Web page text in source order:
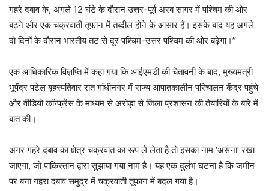
गहरे दबाव के, अगले 12 घंटे के दौरान उत्तर-पूर्व अरब सागर में पश्चिम की ओर
बढ़ने और एक चक्रवाती तूफान में तब्दील होने के आसार हैं। इसके बाद यह अगले
दो दिनों के दौरान भारतीय तट से दूर पश्चिम-उत्तर पश्चिम की ओर बढ़ेगा।’’
एक आधिकारिक विज्ञप्ति में कहा गया कि आईएमडी की चेतावनी के बाद, मुख्यमंत्री
भूपेंद्र पटेल बृहस्पतिवार रात गांधीनगर में राज्य आपातकालीन परिचालन केंद्र पहुंचे
और वीडियो कॉन्फ्रेंस के माध्यम से अरोड़ा से जिला प्रशासन की तैयारियों के बारे में
बात की।
अगर गहरे दबाव का क्षेत्र चक्रवात का रूप ले लेता है तो इसका नाम ‘असना’ रखा
जाएगा, जो पाकिस्तान द्वारा सुझाया गया नाम है। यह एक दुर्लभ घटना है कि जमीन
पर बना गहरा दबाव समुद्र में चक्रवाती तूफान में बदल गया है।